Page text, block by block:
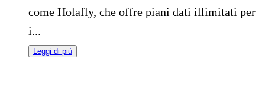
come Holafly, che offre piani dati illimitati per
i...
Leggi di più